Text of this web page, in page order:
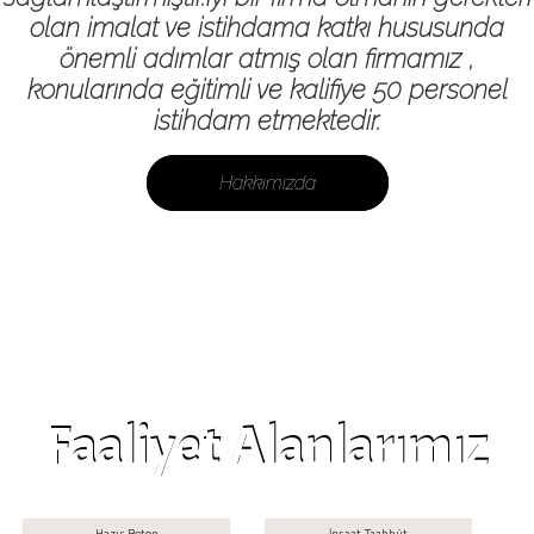
olan imalat ve istihdama katkı hususunda
önemli adımlar atmış olan firmamız ,
konularında eğitimli ve kalifiye 50 personel
istihdam etmektedir.
Hakkımızda
Faaliyet Alanlarımız